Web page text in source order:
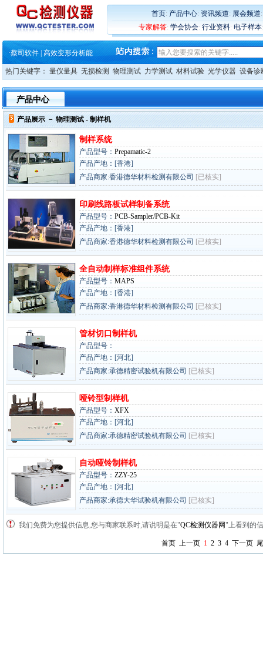
首页: 产品中心: 资讯频道: 展会频道
专家解答: 学会协会: 行业资料: 电子样本
铸就AI服务器质量动脉 – 高
ZEISS BOSELLO ADR 让内部缺
蔡司和亿纬锂能达成战略合作
·大牌云集 买家升级 ——26
·蔡司软件 | 高效变形分析能
·铸就AI服务器质量动脉 – 高
·铸就AI服务器质量动脉 – 高
蔡司和亿纬锂能达成战略合作
·大牌云集 买家升级 ——26
热门关键字： 量仪量具 无损检测 物理测试 力学测试 材料试验 光学仪器 设备诊
产品中心
产品展示 －物理测试- 制样机
制样系统
产品型号： Prepamatic-2
产品产地：[香港]
产品商家:香港德华材料检测有限公司 [已核实]
印刷线路板试样制备系统
产品型号： PCB-Sampler/PCB-Kit
产品产地：[香港]
产品商家:香港德华材料检测有限公司 [已核实]
全自动制样标准组件系统
产品型号： MAPS
产品产地：[香港]
产品商家:香港德华材料检测有限公司 [已核实]
管材切口制样机
产品型号：
产品产地：[河北]
产品商家:承德精密试验机有限公司 [已核实]
哑铃型制样机
产品型号： XFX
产品产地：[河北]
产品商家:承德精密试验机有限公司 [已核实]
自动哑铃制样机
产品型号： ZZY-25
产品产地：[河北]
产品商家:承德大华试验机有限公司 [已核实]
我们免费为您提供信息,您与商家联系时,请说明是在"QC检测仪器网"上看到的
首页 上一页1 2 3 4 下一页